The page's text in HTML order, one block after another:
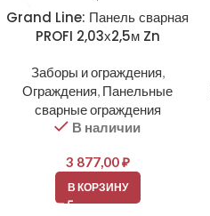
Grand Line: Панель сварная
PROFI 2,03х2,5м Zn
Заборы и ограждения,
Ограждения, Панельные
сварные ограждения
В наличии
3 877,00₽
В КОРЗИНУ